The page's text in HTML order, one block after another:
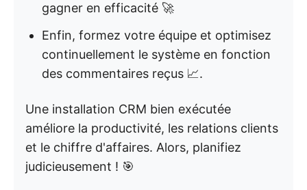
gagner en efficacité 🚀
Enfin, formez votre équipe et optimisez
continuellement le système en fonction
des commentaires reçus 📈.
Une installation CRM bien exécutée
améliore la productivité, les relations clients
et le chiffre d'affaires. Alors, planifiez
judicieusement ! 🎯